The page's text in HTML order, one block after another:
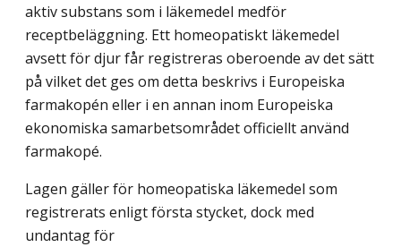
aktiv substans som i läkemedel medför
receptbeläggning. Ett homeopatiskt läkemedel
avsett för djur får registreras oberoende av det sätt
på vilket det ges om detta beskrivs i Europeiska
farmakopén eller i en annan inom Europeiska
ekonomiska samarbetsområdet officiellt använd
farmakopé.
Lagen gäller för homeopatiska läkemedel som
registrerats enligt första stycket, dock med
undantag för